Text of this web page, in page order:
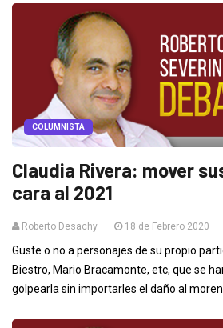
COLUMNISTA
Claudia Rivera: mover
cara al 2021
Roberto Desachy 18 de Febrero 2020
Guste o no a personajes de su propio
Biestro, Mario Bracamonte, etc, que se
golpearla sin importarles el daño al